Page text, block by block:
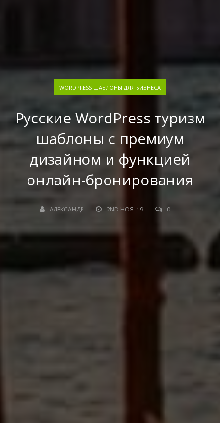
WORDPRESS ШАБЛОНЫ ДЛЯ БИЗНЕСА
Русские WordPress туризм
шаблоны с премиум
дизайном и функцией
онлайн-бронирования
АЛЕКСАНДР 2ND НОЯ '19 0